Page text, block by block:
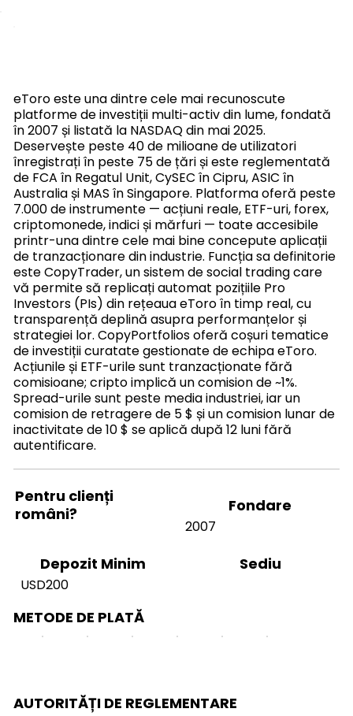
eToro este una dintre cele mai recunoscute
platforme de investiții multi-activ din lume, fondată
în 2007 și listată la NASDAQ din mai 2025.
Deservește peste 40 de milioane de utilizatori
înregistrați în peste 75 de țări și este reglementată
de FCA în Regatul Unit, CySEC în Cipru, ASIC în
Australia și MAS în Singapore. Platforma oferă peste
7.000 de instrumente — acțiuni reale, ETF-uri, forex,
criptomonede, indici și mărfuri — toate accesibile
printr-una dintre cele mai bine concepute aplicații
de tranzacționare din industrie. Funcția sa definitorie
este CopyTrader, un sistem de social trading care
vă permite să replicați automat pozițiile Pro
Investors (PIs) din rețeaua eToro în timp real, cu
transparență deplină asupra performanțelor și
strategiei lor. CopyPortfolios oferă coșuri tematice
de investiții curatate gestionate de echipa eToro.
Acțiunile și ETF-urile sunt tranzacționate fără
comisioane; cripto implică un comision de ~1%.
Spread-urile sunt peste media industriei, iar un
comision de retragere de 5 $ și un comision lunar de
inactivitate de 10 $ se aplică după 12 luni fără
autentificare.
Pentru clienți
români?
Fondare
2007
Depozit Minim
USD200
Sediu
METODE DE PLATĂ
AUTORITĂȚI DE REGLEMENTARE